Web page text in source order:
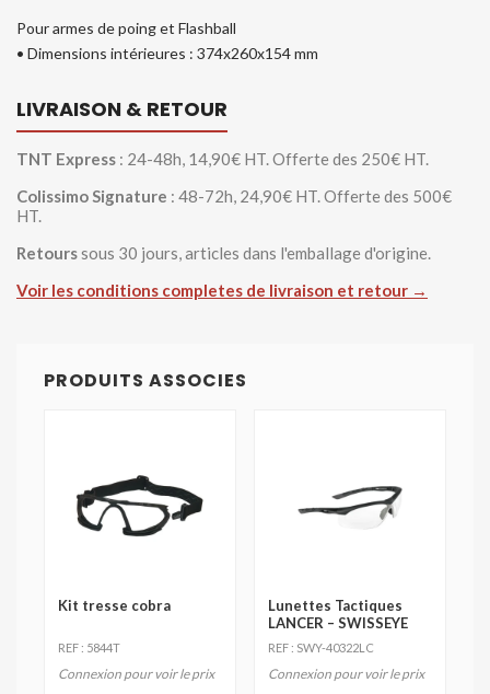
Pour armes de poing et Flashball
• Dimensions intérieures : 374x260x154 mm
LIVRAISON & RETOUR
TNT Express : 24-48h, 14,90€ HT. Offerte des 250€ HT.
Colissimo Signature : 48-72h, 24,90€ HT. Offerte des 500€
HT.
Retourssous 30 jours, articles dans l'emballage d'origine.
Voir les conditions completes de livraison et retour →
PRODUITS ASSOCIES
Kit tresse cobra
REF : 5844T
Connexion pour voir le prix
Lunettes Tactiques
LANCER – SWISSEYE
REF : SWY-40322LC
Connexion pour voir le prix